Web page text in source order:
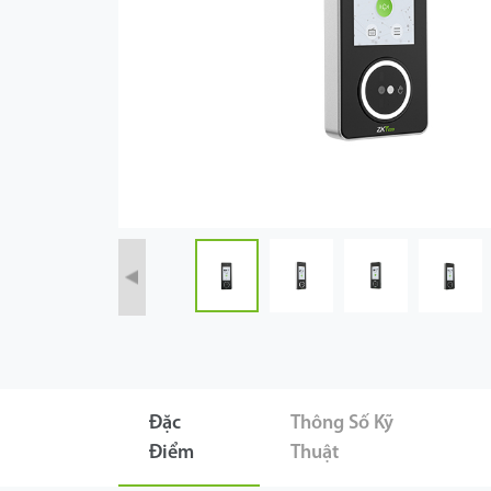
Đặc
Điểm
Thông Số Kỹ
Thuật